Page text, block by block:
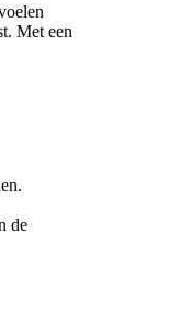
Met een
de